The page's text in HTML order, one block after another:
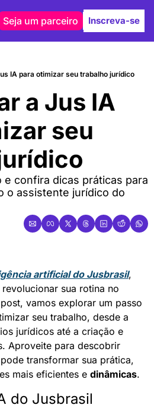
Autores
Seja um parceiro Inscreva-se
IA para otimizar seu trabalho jurídico
a Jus IA
seu
e confira dicas práticas para
o assistente jurídico do
artificial do Jusbrasil,
sua rotina no
vamos explorar um passo
seu trabalho, desde a
jurídicos até a criação e
Aproveite para descobrir
transformar sua prática,
mais eficientes e dinâmicas.
do Jusbrasil